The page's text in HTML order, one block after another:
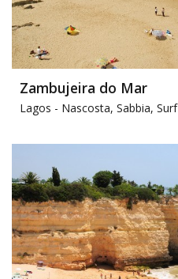
Zambujeira do Mar
Lagos - Nascosta, Sabbia, Surf